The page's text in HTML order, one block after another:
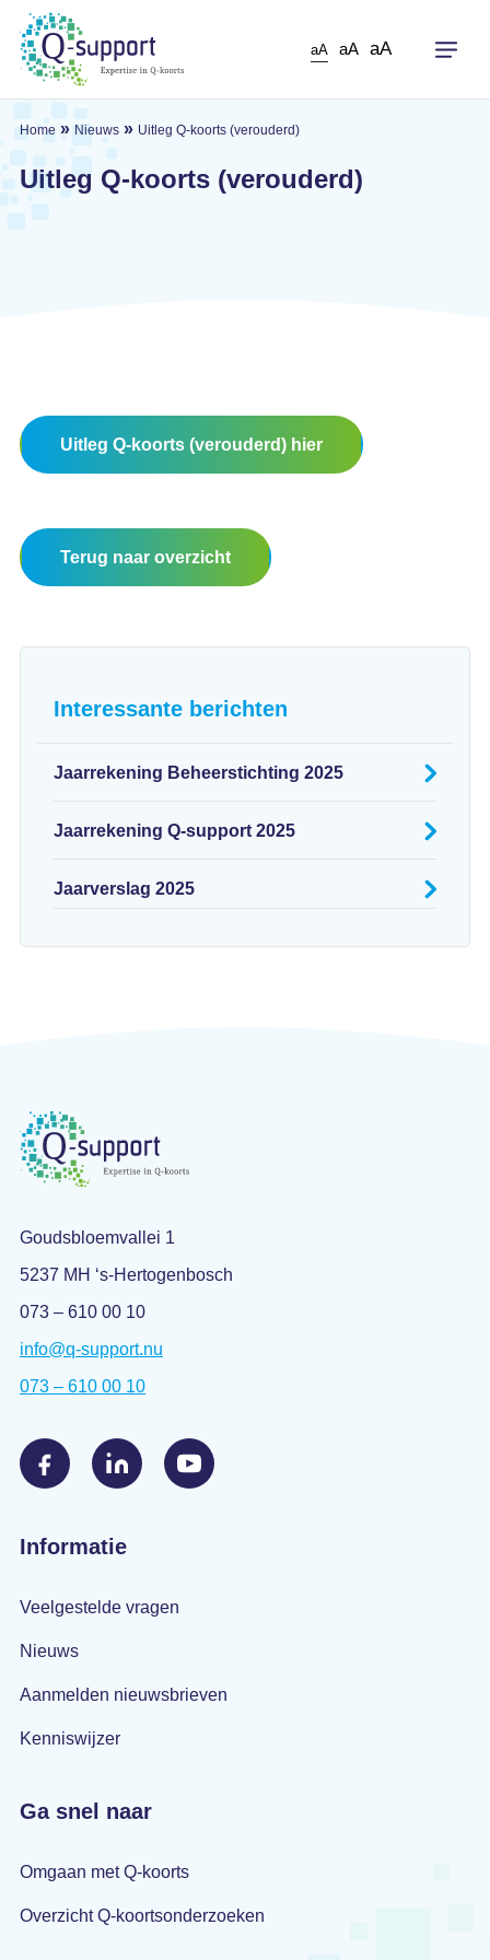
Skip
main
content
aA aA aA
Home » Nieuws» Uitleg Q-koorts (verouderd)
Uitleg Q-koorts (verouderd)
Uitleg Q-koorts (verouderd) hier
Terug naar overzicht
Interessante berichten
Jaarrekening Beheerstichting 2025
Jaarrekening Q-support 2025
Jaarverslag 2025
Goudsbloemvallei 1
5237 MH ‘s-Hertogenbosch
073 – 610 00 10
info@q-support.nu
073 – 610 00 10
Informatie
Veelgestelde vragen
Nieuws
Aanmelden nieuwsbrieven
Kenniswijzer
Ga snel naar
Omgaan met Q-koorts
Overzicht Q-koortsonderzoeken